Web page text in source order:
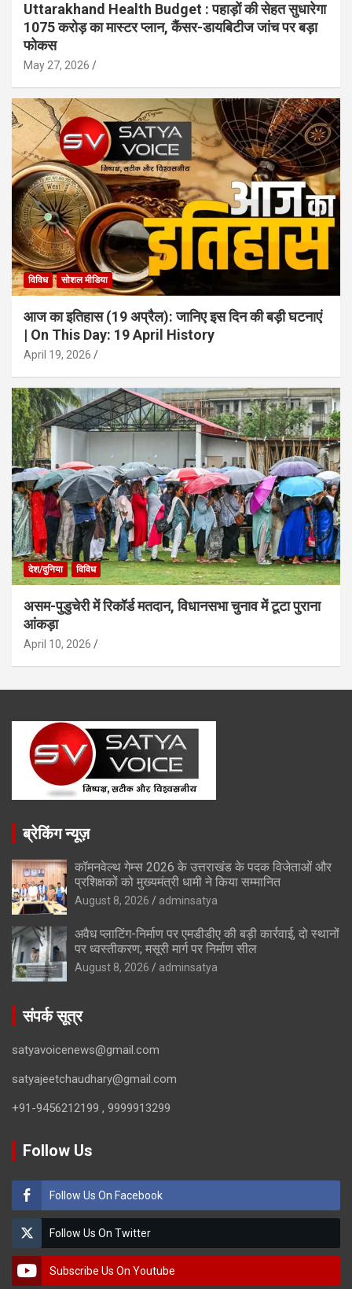
Uttarakhand Health Budget : पहाड़ों की सेहत सुधारेगा
1075 करोड़ का मास्टर प्लान, कैंसर-डायबिटीज जांच पर बड़ा
फोकस
May 27, 2026
विविध सोशल मीडिया
आज का इतिहास (19 अप्रैल): जानिए इस दिन की बड़ी घटनाएं
| On This Day: 19 April History
April 19, 2026
देश/दुनिया विविध
असम-पुडुचेरी में रिकॉर्ड मतदान, विधानसभा चुनाव में टूटा पुराना
आंकड़ा
April 10, 2026
ब्रेकिंग न्यूज़
कॉमनवेल्थ गेम्स 2026 के उत्तराखंड के पदक विजेताओं और
प्रशिक्षकों को मुख्यमंत्री धामी ने किया सम्मानित
August 8, 2026 adminsatya
अवैध प्लाटिंग-निर्माण पर एमडीडीए की बड़ी कार्रवाई, दो स्थानों
पर ध्वस्तीकरण; मसूरी मार्ग पर निर्माण सील
August 8, 2026 adminsatya
संपर्क सूत्र
satyavoicenews@gmail.com
satyajeetchaudhary@gmail.com
+91-9456212199 , 9999913299
Follow Us
Follow Us On Facebook
Follow Us On Twitter
Subscribe Us On Youtube